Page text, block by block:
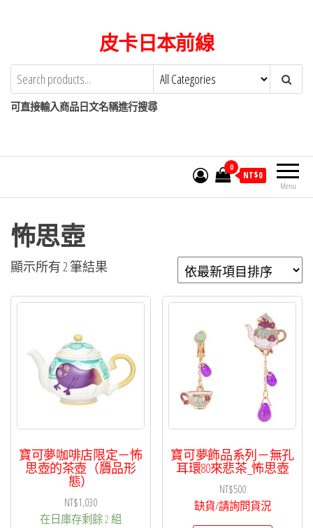
content
皮卡日本前線
可直接輸入商品日文名稱進行搜尋
Menu
0
NT$0
怖思壺
顯示所有 2 筆結果
新
排
序
寶可夢咖啡店限定－怖
思壺的茶壺（贗品形
態）
NT$1,030
在日庫存剩餘 2 組
寶可夢飾品系列－無孔
耳環80來悲茶_怖思壺
NT$500
缺貨/請詢問貨況